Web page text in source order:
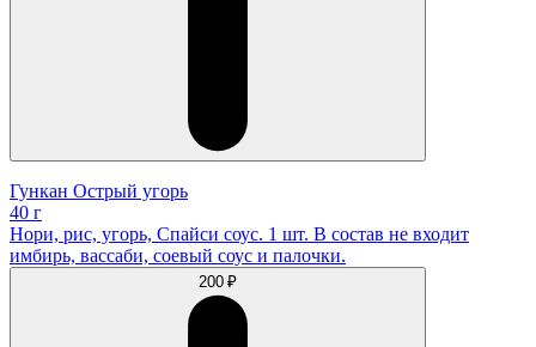
Гункан Острый угорь
40 г
Нори, рис, угорь, Спайси соус. 1 шт. В состав не входит
имбирь, вассаби, соевый соус и палочки.
200 ₽